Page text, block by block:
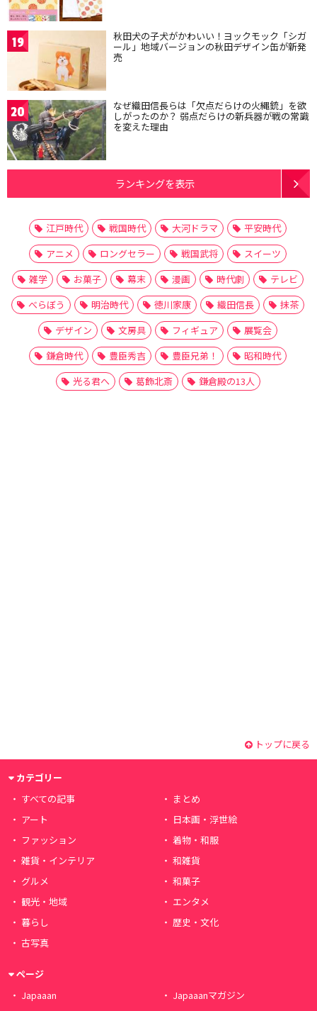
19 秋田犬の子犬がかわいい！ヨックモック「シガ
ール」地域バージョンの秋田デザイン缶が新発
売
20 なぜ織田信長らは「欠点だらけの火縄銃」を欲
しがったのか？ 弱点だらけの新兵器が戦の常識
を変えた理由
ランキングを表示
江戸時代 戦国時代 大河ドラマ
平安時代
アニメ
ロングセラー 戦国武将
スイーツ
雑学
お菓子 幕末 漫画 時代劇
テレビ
べらぼう
明治時代 徳川家康 織田信長
抹茶
デザイン
文房具 フィギュア
展覧会
鎌倉時代
豊臣秀吉 豊臣兄弟！
昭和時代
光る君へ
葛飾北斎 鎌倉殿の13人
トップに戻る
カテゴリー
すべての記事
まとめ
アート
日本画・浮世絵
ファッション
着物・和服
雑貨・インテリア
和雑貨
グルメ
和菓子
観光・地域
エンタメ
暮らし
歴史・文化
古写真
ページ
Japaaan
Japaaanマガジン